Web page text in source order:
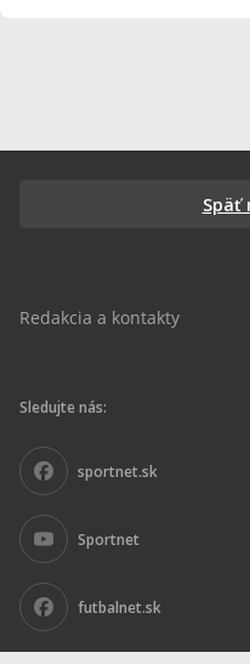
Späť
Redakcia a kontakty
Sledujte nás:
sportnet.sk
Sportnet
futbalnet.sk